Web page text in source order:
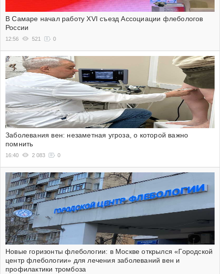
В Самаре начал работу XVI съезд Ассоциации флебологов
России
12:56 521 0
Заболевания вен: незаметная угроза, о которой важно
помнить
16:40 2 083 0
Новые горизонты флебологии: в Москве открылся «Городской
центр флебологии» для лечения заболеваний вен и
профилактики тромбоза